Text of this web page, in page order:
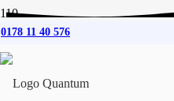
0178 11 40 576
Baureinigung